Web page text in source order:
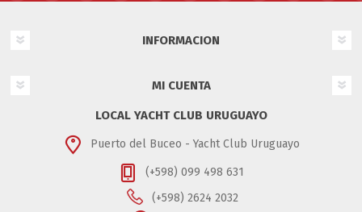
INFORMACION
MI CUENTA
LOCAL YACHT CLUB URUGUAYO
Puerto del Buceo - Yacht Club Uruguayo
(+598) 099 498 631
(+598) 2624 2032